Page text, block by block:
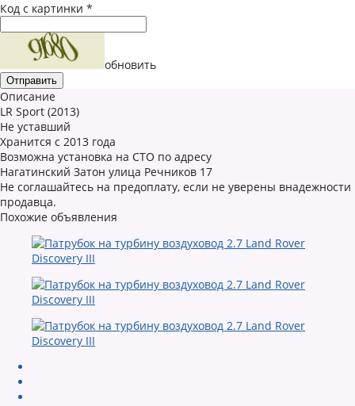
Код с картинки *
обновить
Описание
LR Sport (2013)
Не уставший
Хранится с 2013 года
Возможна установка на СТО по адресу
Нагатинский Затон улица Речников 17
Не соглашайтесь на предоплату, если не уверены внадежности
продавца.
Похожие объявления